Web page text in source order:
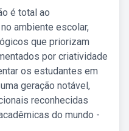
é total ao
ambiente escolar,
que priorizam
por criatividade
os estudantes em
geração notável,
reconhecidas
do mundo -